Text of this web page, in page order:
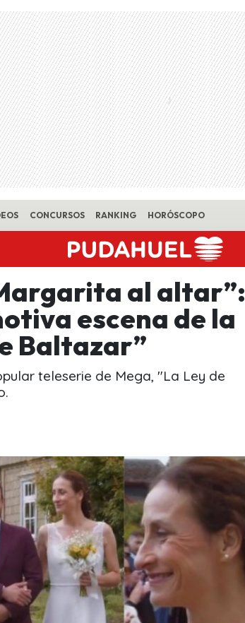
CONCURSOS RANKING HORÓSCOPO
al altar”:
escena de la
Baltazar”
teleserie de Mega, "La Ley de